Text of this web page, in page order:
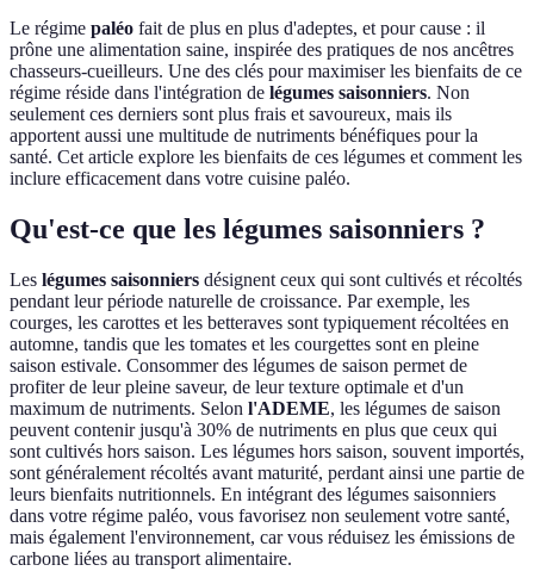
Le régime paléo fait de plus en plus d'adeptes, et pour cause : il
prône une alimentation saine, inspirée des pratiques de nos ancêtres
chasseurs-cueilleurs. Une des clés pour maximiser les bienfaits de ce
régime réside dans l'intégration de légumes saisonniers. Non
seulement ces derniers sont plus frais et savoureux, mais ils
apportent aussi une multitude de nutriments bénéfiques pour la
santé. Cet article explore les bienfaits de ces légumes et comment les
inclure efficacement dans votre cuisine paléo.
Qu'est-ce que les légumes saisonniers ?
Les légumes saisonniers désignent ceux qui sont cultivés et récoltés
pendant leur période naturelle de croissance. Par exemple, les
courges, les carottes et les betteraves sont typiquement récoltées en
automne, tandis que les tomates et les courgettes sont en pleine
saison estivale. Consommer des légumes de saison permet de
profiter de leur pleine saveur, de leur texture optimale et d'un
maximum de nutriments. Selon l'ADEME, les légumes de saison
peuvent contenir jusqu'à 30% de nutriments en plus que ceux qui
sont cultivés hors saison. Les légumes hors saison, souvent importés,
sont généralement récoltés avant maturité, perdant ainsi une partie de
leurs bienfaits nutritionnels. En intégrant des légumes saisonniers
dans votre régime paléo, vous favorisez non seulement votre santé,
mais également l'environnement, car vous réduisez les émissions de
carbone liées au transport alimentaire.